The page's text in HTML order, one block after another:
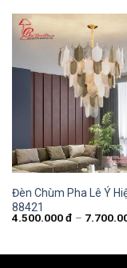
Đèn Chùm Pha Lê Ý
88421
4.500.000đ –